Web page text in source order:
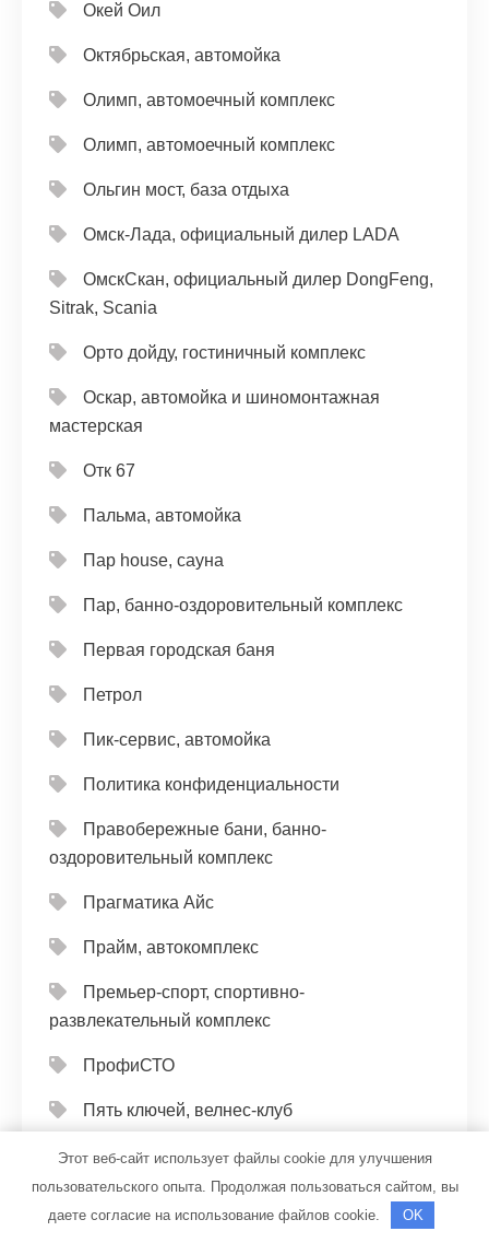
Окей Оил
Октябрьская, автомойка
Олимп, автомоечный комплекс
Олимп, автомоечный комплекс
Ольгин мост, база отдыха
Омск-Лада, официальный дилер LADA
ОмскСкан, официальный дилер DongFeng,
Sitrak, Scania
Орто дойду, гостиничный комплекс
Оскар, автомойка и шиномонтажная
мастерская
Отк 67
Пальма, автомойка
Пар house, сауна
Пар, банно-оздоровительный комплекс
Первая городская баня
Петрол
Пик-сервис, автомойка
Политика конфиденциальности
Правобережные бани, банно-
оздоровительный комплекс
Прагматика Айс
Прайм, автокомплекс
Премьер-спорт, спортивно-
развлекательный комплекс
ПрофиСТО
Пять ключей, велнес-клуб
Радости мира
Радуга, автомойка
Этот веб-сайт использует файлы cookie для улучшения
пользовательского опыта. Продолжая пользоваться сайтом, вы
даете согласие на использование файлов cookie.
OK